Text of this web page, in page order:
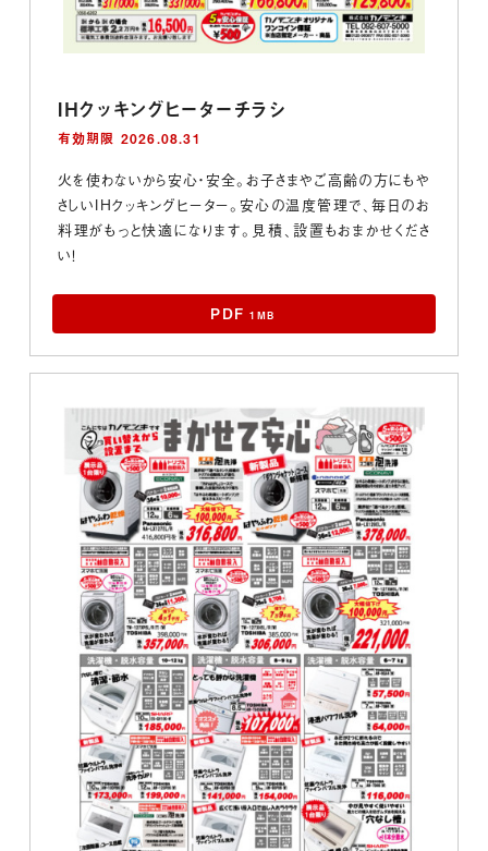
IHクッキングヒーターチラシ
有効期限 2026.08.31
火を使わないから安心・安全。お子さまやご高齢の方にもや
さしいIHクッキングヒーター。安心の温度管理で、毎日のお
料理がもっと快適になります。見積、設置もおまかせくださ
い！
PDF 1MB